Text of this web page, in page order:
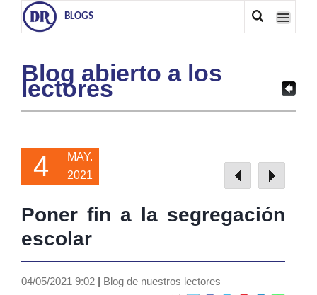
BLOGS
Blog abierto a los
lectores
4
MAY.
2021
Poner fin a la segregación
escolar
04/05/2021 9:02 | Blog de nuestros lectores